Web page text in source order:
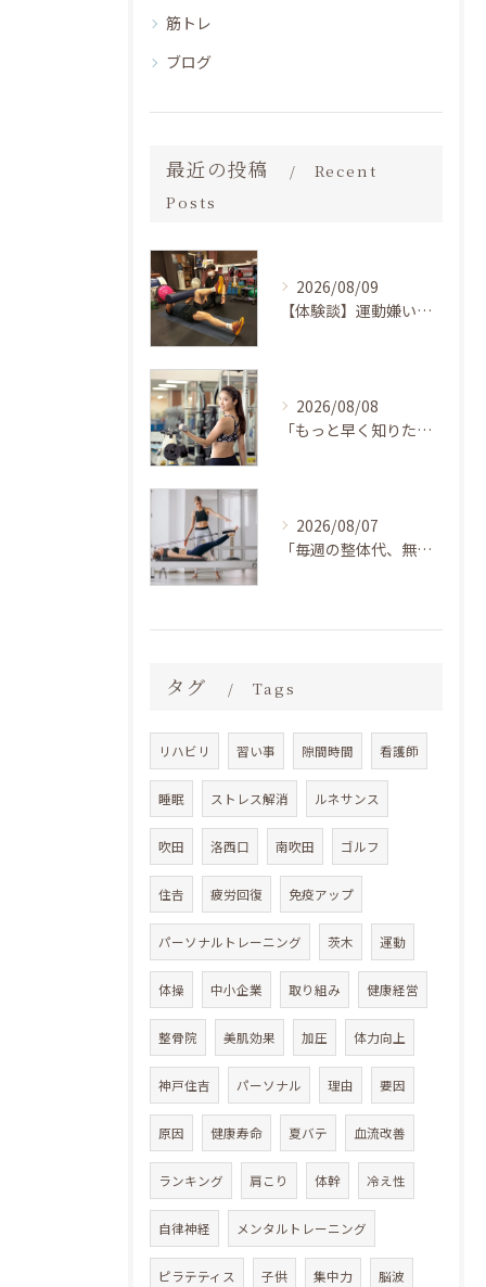
筋トレ
ブログ
最近の投稿
Recent
Posts
2026/08/09
【体験談】運動嫌い・初心者でも変われた！LAKSHIMI江坂南店で「運動＝つらい」から「楽しい習慣」へ変わった理由
2026/08/08
「もっと早く知りたかった…」40代から加圧を始めたら、体力がついて疲れにくくなった！運動が苦手な私でも続けられた理由 LAKSHIMI守口店
2026/08/07
「毎週の整体代、無駄だったかも…」30代の私がピラティスを始めたら、マッサージに通うのをすっかり忘れてた話 BEZEL神戸住吉店
タグ Tags
リハビリ 習い事 隙間時間 看護師
睡眠 ストレス解消 ルネサンス
吹田 洛西口 南吹田 ゴルフ
住𠮷 疲労回復 免疫アップ
パーソナルトレーニング 茨木 運動
体操 中小企業 取り組み 健康経営
整骨院 美肌効果 加圧 体力向上
神戸住吉 パーソナル 理由 要因
原因 健康寿命 夏バテ 血流改善
ランキング 肩こり 体幹 冷え性
自律神経 メンタルトレーニング
ピラテティス 子供 集中力 脳波